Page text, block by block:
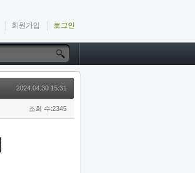
회원가입 로그인
2024.04.30 15:31
조회 수:2345